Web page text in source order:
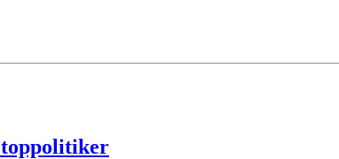
toppolitiker